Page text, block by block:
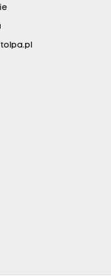
tolpa.pl